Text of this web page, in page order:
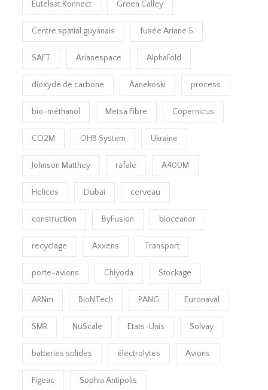
Eutelsat Konnect Green Calley
Centre spatial guyanais fusée Ariane 5
SAFT Arianespace AlphaFold
dioxyde de carbone Äänekoski process
bio-méthanol Metsä Fibre Copernicus
CO2M OHB System Ukraine
Johnson Matthey rafale A400M
Helices Dubai cerveau
construction ByFusion bioceanor
recyclage Axxens Transport
porte-avions Chiyoda Stockage
ARNm BioNTech PANG Euronaval
SMR NuScale Etats-Unis Solvay
batteries solides électrolytes Avions
Figeac Sophia Antipolis